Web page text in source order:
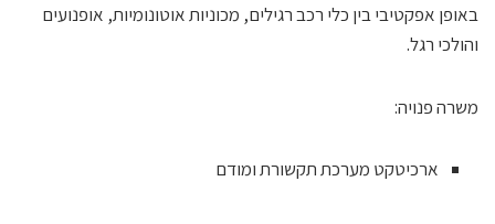
אפקטיבי בין כלי רכב רגילים, מכוניות אוטונומיות, אופנועים
רגל.
פנויה:
ארכיטקט מערכת תקשורת ומודם